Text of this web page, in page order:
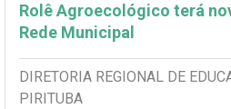
Rolê Agroecológico terá
Rede Municipal
DIRETORIA REGIONAL DE
PIRITUBA